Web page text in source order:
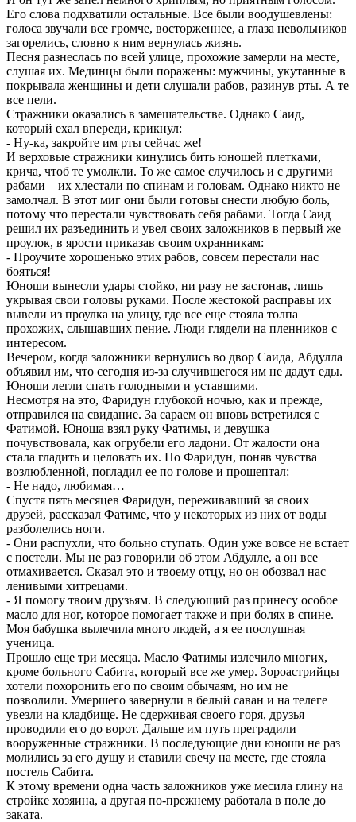
Его слова подхватили остальные. Все были воодушевлены:
голоса звучали все громче, восторженнее, а глаза невольников
загорелись, словно к ним вернулась жизнь.
Песня разнеслась по всей улице, прохожие замерли на месте,
слушая их. Мединцы были поражены: мужчины, укутанные в
покрывала женщины и дети слушали рабов, разинув рты. А те
все пели.
Стражники оказались в замешательстве. Однако Саид,
который ехал впереди, крикнул:
- Ну-ка, закройте им рты сейчас же!
И верховые стражники кинулись бить юношей плетками,
крича, чтоб те умолкли. То же самое случилось и с другими
рабами – их хлестали по спинам и головам. Однако никто не
замолчал. В этот миг они были готовы снести любую боль,
потому что перестали чувствовать себя рабами. Тогда Саид
решил их разъединить и увел своих заложников в первый же
проулок, в ярости приказав своим охранникам:
- Проучите хорошенько этих рабов, совсем перестали нас
бояться!
Юноши вынесли удары стойко, ни разу не застонав, лишь
укрывая свои головы руками. После жестокой расправы их
вывели из проулка на улицу, где все еще стояла толпа
прохожих, слышавших пение. Люди глядели на пленников с
интересом.
Вечером, когда заложники вернулись во двор Саида, Абдулла
объявил им, что сегодня из-за случившегося им не дадут еды.
Юноши легли спать голодными и уставшими.
Несмотря на это, Фаридун глубокой ночью, как и прежде,
отправился на свидание. За сараем он вновь встретился с
Фатимой. Юноша взял руку Фатимы, и девушка
почувствовала, как огрубели его ладони. От жалости она
стала гладить и целовать их. Но Фаридун, поняв чувства
возлюбленной, погладил ее по голове и прошептал:
- Не надо, любимая…
Спустя пять месяцев Фаридун, переживавший за своих
друзей, рассказал Фатиме, что у некоторых из них от воды
разболелись ноги.
- Они распухли, что больно ступать. Один уже вовсе не встает
с постели. Мы не раз говорили об этом Абдулле, а он все
отмахивается. Сказал это и твоему отцу, но он обозвал нас
ленивыми хитрецами.
- Я помогу твоим друзьям. В следующий раз принесу особое
масло для ног, которое помогает также и при болях в спине.
Моя бабушка вылечила много людей, а я ее послушная
ученица.
Прошло еще три месяца. Масло Фатимы излечило многих,
кроме больного Сабита, который все же умер. Зороастрийцы
хотели похоронить его по своим обычаям, но им не
позволили. Умершего завернули в белый саван и на телеге
увезли на кладбище. Не сдерживая своего горя, друзья
проводили его до ворот. Дальше им путь преградили
вооруженные стражники. В последующие дни юноши не раз
молились за его душу и ставили свечу на месте, где стояла
постель Сабита.
К этому времени одна часть заложников уже месила глину на
стройке хозяина, а другая по-прежнему работала в поле до
заката.